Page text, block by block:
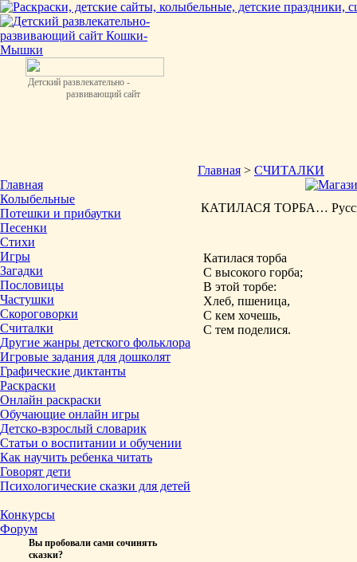
Детский развлекательно -
развивающий сайт
Главная
Колыбельные
Потешки и прибаутки
Песенки
Стихи
Игры
Загадки
Пословицы
Частушки
Скороговорки
Считалки
Другие жанры детского фольклора
Игровые задания для дошколят
Графические диктанты
Раскраски
Онлайн раскраски
Обучающие онлайн игры
Детско-взрослый словарик
Статьи о воспитании и обучении
Как научить ребенка читать
Говорят дети
Психологические сказки для детей
Конкурсы
Форум
Вы пробовали сами сочинять
сказки?
Главная > СЧИТАЛКИ
КАТИЛАСЯ ТОРБА…
Катилася торба
С высокого горба;
В этой торбе:
Хлеб, пшеница,
С кем хочешь,
С тем поделися.